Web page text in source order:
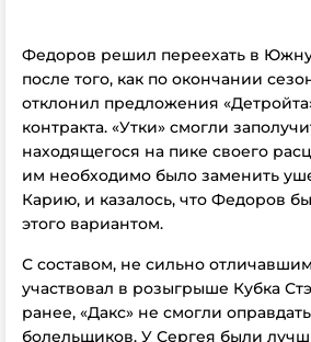
Федоров решил переехать в
после того, как по окончании
отклонил предложения
контракта. «Утки» смогли
находящегося на пике своего
им необходимо было заменить
Карию, и казалось, что Федоров
этого вариантом.
С составом, не сильно
участвовал в розыгрыше Кубка
ранее, «Дакс» не смогли
болельщиков. У Сергея были